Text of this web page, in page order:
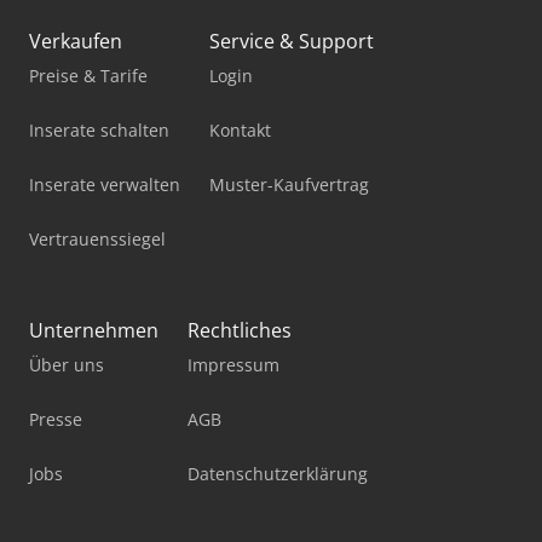
Kaeser Sxc 8
Kaeser Ta 11
Kaeser Ta 5
Kaeser Tb 19
Kaeser Tb 26
Kaeser Tbh 14
Kaeser Tc 44
Verkaufen
Preise & Tarife
Inserate schalten
Inserate verwalten
Vertrauenssiegel
Service & Support
Login
Kontakt
Muster-Kaufvertrag
Unternehmen
Über uns
Presse
Jobs
Rechtliches
Impressum
AGB
Datenschutzerklärung